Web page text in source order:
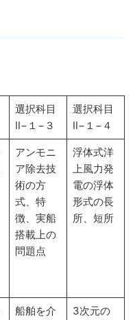
選択科目
Ⅱ−１−３
選択科目
Ⅱ−１−４
アンモニ
ア除去技
術の方
式、特
徴、実船
搭載上の
問題点
浮体式洋
上風力発
電の浮体
形式の長
所、短所
船舶を介
3次元の